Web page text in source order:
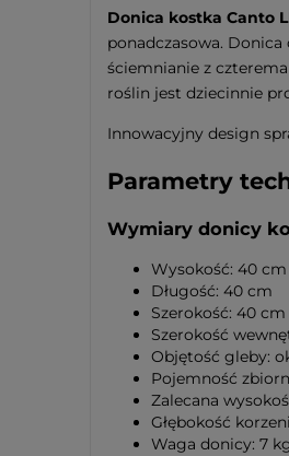
Donica kostka Canto
ponadczasowa.
ściemnianie z
roślin jest dziecinnie
Innowacyjny design
Parametry
Wymiary donicy
Wysokość: 40 cm
Długość: 40 cm
Szerokość: 40 cm
Szerokość
Objętość gleby:
Pojemność
Zalecana
Głębokość
Waga donicy: 7